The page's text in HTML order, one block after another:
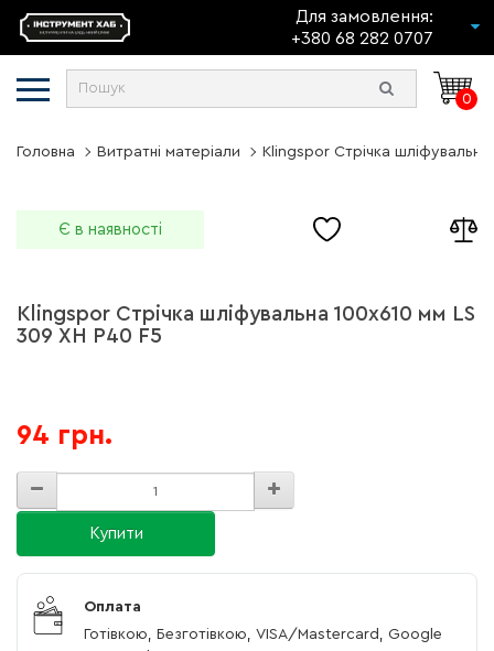
Для замовлення:
+380 68 282 0707
0
Головна Витратні матеріали Klingspor Стрічка
Є в наявності
Klingspor Стрічка шліфувальна 100x610 мм LS
309 XH P40 F5
94 грн.
Купити
Оплата
Готівкою, Безготівкою, VISA/Mastercard, Google